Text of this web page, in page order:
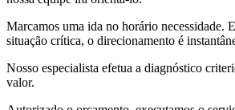
Marcamos uma ida no horário necessidade.
situação crítica, o direcionamento é
Nosso especialista efetua a diagnóstico
valor.